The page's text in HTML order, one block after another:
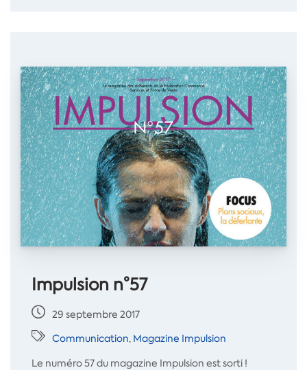
Impulsion n°57
29 septembre 2017
Communication, Magazine Impulsion
Le numéro 57 du magazine Impulsion est sorti !